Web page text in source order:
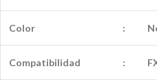
Color :
Compatibilidad :